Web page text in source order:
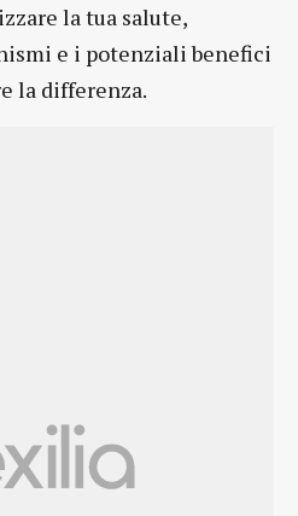
la tua salute,
e i potenziali benefici
la differenza.